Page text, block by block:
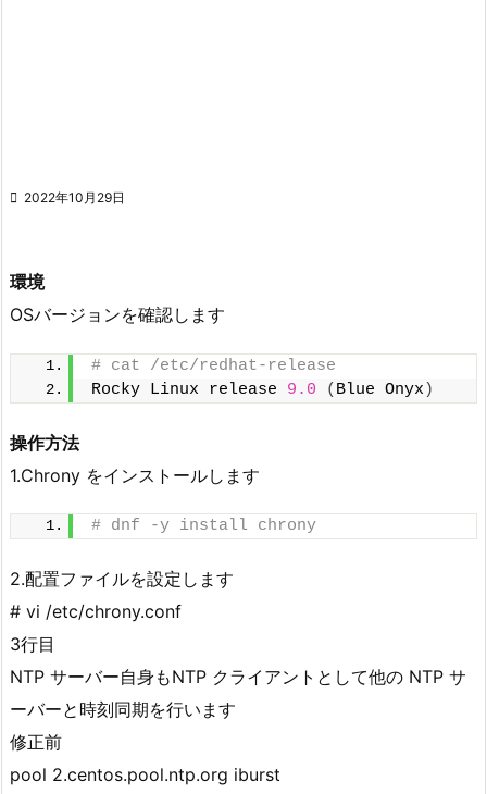
 2022年10月29日
環境
OSバージョンを確認します
# cat /etc/redhat-release
Rocky Linux release 9.0 ( Blue Onyx )
操作方法
1.Chrony をインストールします
# dnf -y install chrony
2.配置ファイルを設定します
# vi /etc/chrony.conf
3行目
NTP サーバー自身もNTP クライアントとして他の NTP サ
ーバーと時刻同期を行います
修正前
pool 2.centos.pool.ntp.org iburst